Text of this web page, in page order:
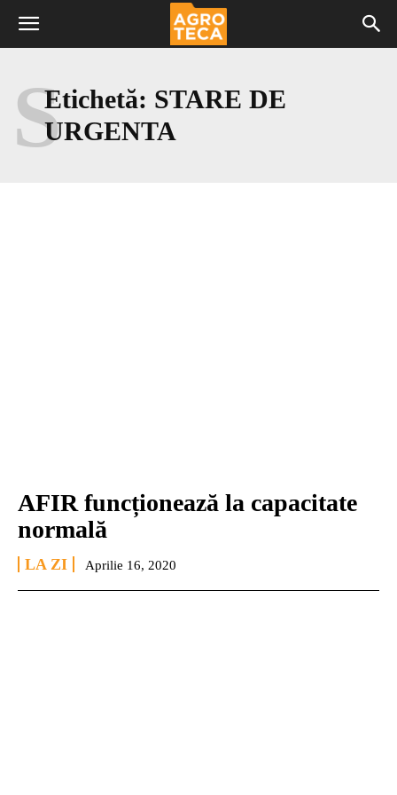
Etichetă: STARE DE
URGENTA
S
AFIR funcționează la capacitate
normală
LA ZI Aprilie 16, 2020